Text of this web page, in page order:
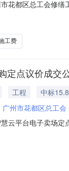
花都区总工会修
系*式：86832309
工费
定点议价成交
工程
中标
广州市花都区总工会
云平台电子卖场
数量单位供应商